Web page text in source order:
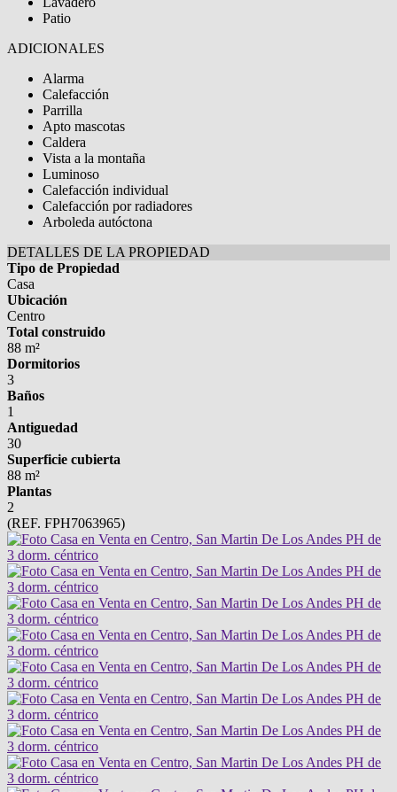
Patio
ADICIONALES
Alarma
Calefacción
Parrilla
Apto mascotas
Caldera
Vista a la montaña
Luminoso
Calefacción individual
Calefacción por radiadores
Arboleda autóctona
DETALLES DE LA PROPIEDAD
Tipo de Propiedad
Casa
Ubicación
Centro
Total construido
88 m²
Dormitorios
3
Baños
1
Antiguedad
30
Superficie cubierta
88 m²
Plantas
2
(REF. FPH7063965)